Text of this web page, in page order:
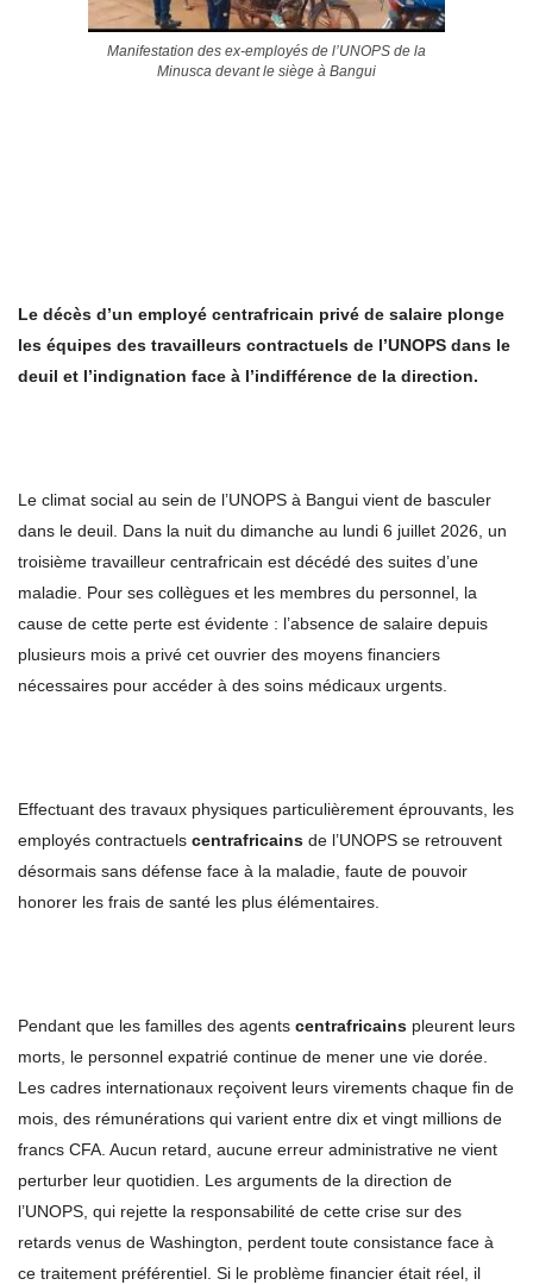
Manifestation des ex-employés de l’UNOPS de la
Minusca devant le siège à Bangui
Le décès d’un employé centrafricain privé de salaire plonge
les équipes des travailleurs contractuels de l’UNOPS dans le
deuil et l’indignation face à l’indifférence de la direction.
Le climat social au sein de l’UNOPS à Bangui vient de basculer
dans le deuil. Dans la nuit du dimanche au lundi 6 juillet 2026, un
troisième travailleur centrafricain est décédé des suites d’une
maladie. Pour ses collègues et les membres du personnel, la
cause de cette perte est évidente : l’absence de salaire depuis
plusieurs mois a privé cet ouvrier des moyens financiers
nécessaires pour accéder à des soins médicaux urgents.
Effectuant des travaux physiques particulièrement éprouvants, les
employés contractuels centrafricains de l’UNOPS se retrouvent
désormais sans défense face à la maladie, faute de pouvoir
honorer les frais de santé les plus élémentaires.
Pendant que les familles des agents centrafricains pleurent leurs
morts, le personnel expatrié continue de mener une vie dorée.
Les cadres internationaux reçoivent leurs virements chaque fin de
mois, des rémunérations qui varient entre dix et vingt millions de
francs CFA. Aucun retard, aucune erreur administrative ne vient
perturber leur quotidien. Les arguments de la direction de
l’UNOPS, qui rejette la responsabilité de cette crise sur des
retards venus de Washington, perdent toute consistance face à
ce traitement préférentiel. Si le problème financier était réel, il